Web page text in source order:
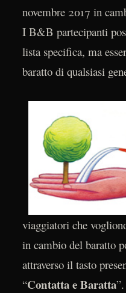
novembre 2017 in
I B&B partecipanti
lista specifica, ma
baratto di qualsiasi
viaggiatori che
in cambio del baratto
attraverso il tasto
“Contatta e Baratta